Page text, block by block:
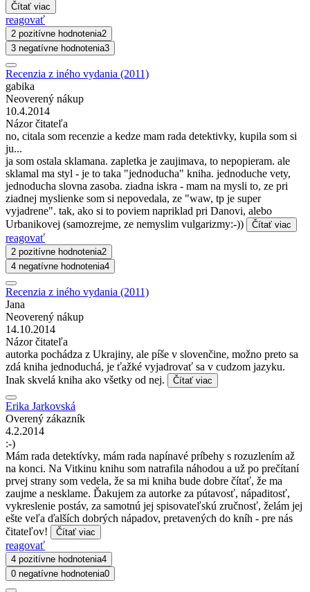
Čítať viac
reagovať
2 pozitívne hodnotenia2
3 negatívne hodnotenia3
Recenzia z iného vydania (2011)
gabika
Neoverený nákup
10.4.2014
Názor čitateľa
no, citala som recenzie a kedze mam rada detektivky, kupila som si
ju...
ja som ostala sklamana. zapletka je zaujimava, to nepopieram. ale
sklamal ma styl - je to taka "jednoducha" kniha. jednoduche vety,
jednoducha slovna zasoba. ziadna iskra - mam na mysli to, ze pri
ziadnej myslienke som si nepovedala, ze "waw, tp je super
vyjadrene". tak, ako si to poviem napriklad pri Danovi, alebo
Urbanikovej (samozrejme, ze nemyslim vulgarizmy:-))
Čítať viac
reagovať
2 pozitívne hodnotenia2
4 negatívne hodnotenia4
Recenzia z iného vydania (2011)
Jana
Neoverený nákup
14.10.2014
Názor čitateľa
autorka pochádza z Ukrajiny, ale píše v slovenčine, možno preto sa
zdá kniha jednoduchá, je ťažké vyjadrovať sa v cudzom jazyku.
Inak skvelá kniha ako všetky od nej.
Čítať viac
Erika Jarkovská
Overený zákazník
4.2.2014
:-)
Mám rada detektívky, mám rada napínavé príbehy s rozuzlením až
na konci. Na Vitkinu knihu som natrafila náhodou a už po prečítaní
prvej strany som vedela, že sa mi kniha bude dobre čítať, že ma
zaujme a nesklame. Ďakujem za autorke za pútavosť, nápaditosť,
vykreslenie postáv, za samotnú jej spisovateľskú zručnosť, želám jej
ešte veľa ďalších dobrých nápadov, pretavených do kníh - pre nás
čitateľov!
Čítať viac
reagovať
4 pozitívne hodnotenia4
0 negatívne hodnotenia0